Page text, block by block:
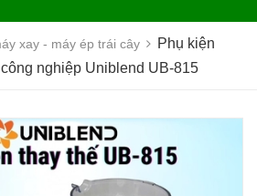
xay - máy ép trái cây
Phụ kiện
nghiệp Uniblend UB-815